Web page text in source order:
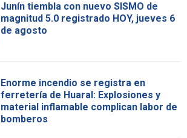
Junín tiembla con nuevo SISMO de
magnitud 5.0 registrado HOY, jueves 6
de agosto
Enorme incendio se registra en
ferretería de Huaral: Explosiones y
material inflamable complican labor de
bomberos